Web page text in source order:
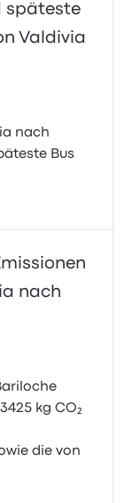
späteste
Valdivia
nach
Bus
nach
kg CO₂
die von